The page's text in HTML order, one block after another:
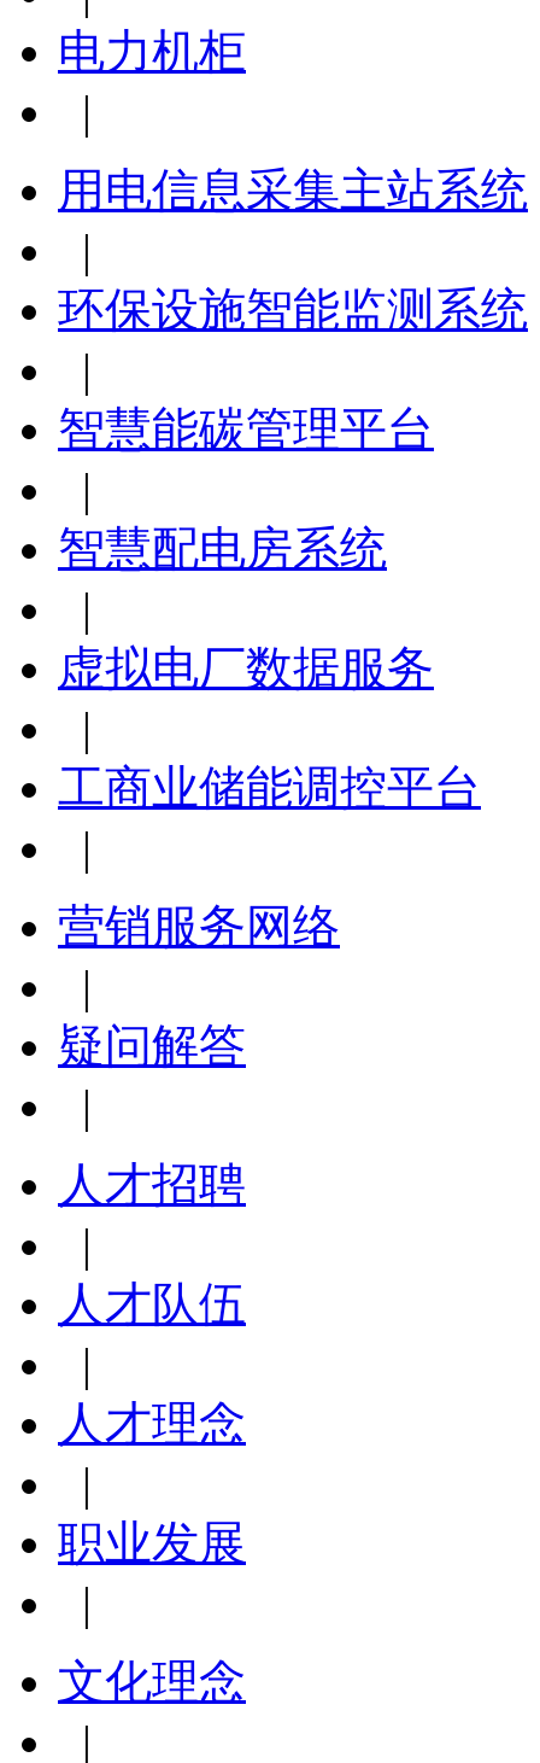
电力机柜
|
用电信息采集主站系统
|
环保设施智能监测系统
|
智慧能碳管理平台
|
智慧配电房系统
|
虚拟电厂数据服务
|
工商业储能调控平台
|
营销服务网络
|
疑问解答
|
人才招聘
|
人才队伍
|
人才理念
|
职业发展
|
文化理念
|